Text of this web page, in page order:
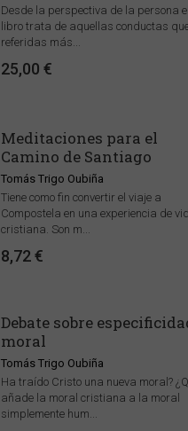
Desde la perspectiva de la persona el
libro trata de aquellas conductas
referidas más...
25,00 €
Meditaciones para el
Camino de Santiago
Tomás Trigo Oubiña
Tiene como fin convertir el viaje a
Compostela en una experiencia de
cristiana. Son m...
8,72 €
Debate sobre
moral
Tomás Trigo Oubiña
Ha traído Cristo una nueva moral?
añade la moral cristiana a la moral
simplemente hum...